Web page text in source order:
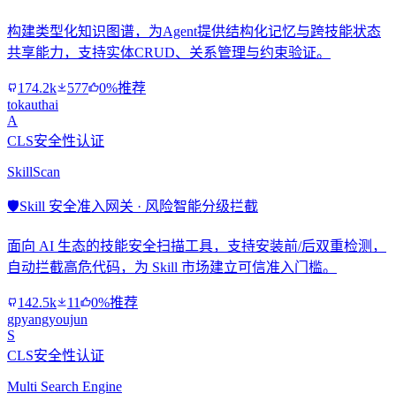
构建类型化知识图谱，为Agent提供结构化记忆与跨技能状态
共享能力，支持实体CRUD、关系管理与约束验证。
174.2k 577
0%推荐
tokauthai
A
CLS安全性认证
SkillScan
🛡️Skill 安全准入网关 · 风险智能分级拦截
面向 AI 生态的技能安全扫描工具，支持安装前/后双重检测，
自动拦截高危代码，为 Skill 市场建立可信准入门槛。
142.5k 11
0%推荐
gpyangyoujun
S
CLS安全性认证
Multi Search Engine